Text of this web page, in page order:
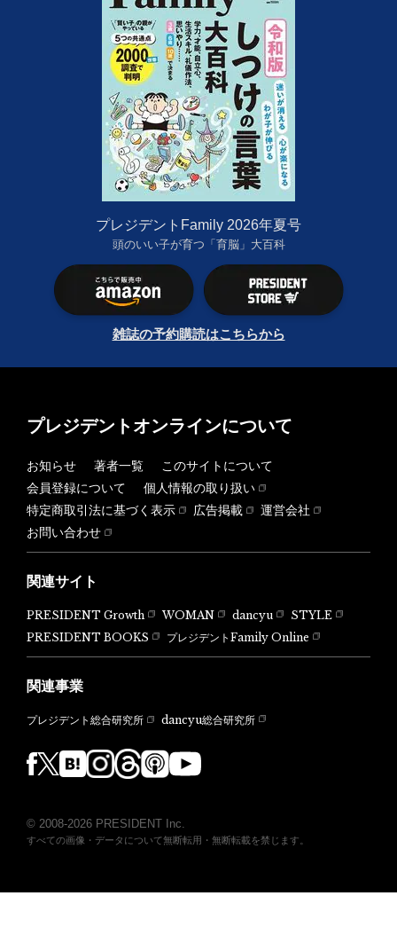
プレジデントFamily 2026年夏号
頭のいい子が育つ「育脳」大百科
雑誌の予約購読はこちらから
プレジデントオンラインについて
お知らせ 著者一覧
このサイトについて
会員登録について
個人情報の取り扱い
特定商取引法に基づく表示
広告掲載
運営会社
お問い合わせ
関連サイト
PRESIDENT Growth WOMAN dancyu
STYLE
PRESIDENT BOOKS
プレジデントFamily Online
関連事業
プレジデント総合研究所 dancyu総合研究所
© 2008-2026 PRESIDENT Inc.
すべての画像・データについて無断転用・無断転載を禁じます。